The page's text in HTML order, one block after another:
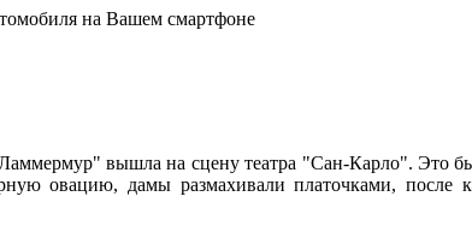
на Вашем смартфоне
вышла на сцену театра "Сан-Карло". Это
овацию, дамы размахивали платочками,